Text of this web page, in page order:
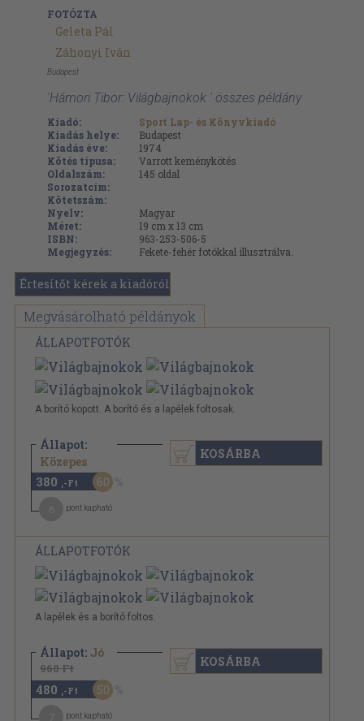
FOTÓZTA
Geleta Pál
Záhonyi Iván
Budapest
'Hámori Tibor: Világbajnokok ' összes példány
Kiadó:
Sport Lap- és Könyvkiadó
Kiadás helye:
Budapest
Kiadás éve:
1974
Kötés típusa:
Varrott keménykötés
Oldalszám:
145 oldal
Sorozatcím:
Kötetszám:
Nyelv:
Magyar
Méret:
19 cm x 13 cm
ISBN:
963-253-506-5
Megjegyzés:
Fekete-fehér fotókkal illusztrálva.
Értesítőt kérek a kiadóról
Megvásárolható példányok
ÁLLAPOTFOTÓK
A borító kopott. A borító és a lapélek foltosak.
Állapot:
Közepes
960 Ft
380 ,-Ft 60
pont kapható
KOSÁRBA
ÁLLAPOTFOTÓK
A lapélek és a borító foltos.
Állapot: Jó
960 Ft
480 ,-Ft 50
pont kapható
KOSÁRBA